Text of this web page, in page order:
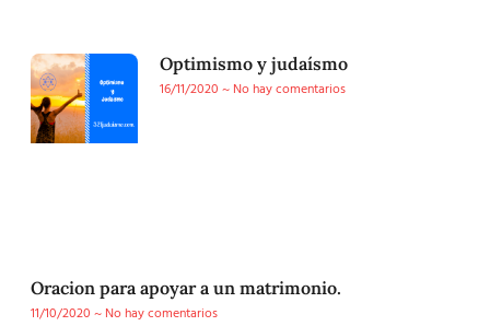
Optimismo y judaísmo
16/11/2020
No hay comentarios
Oracion para apoyar a un matrimonio.
11/10/2020
No hay comentarios